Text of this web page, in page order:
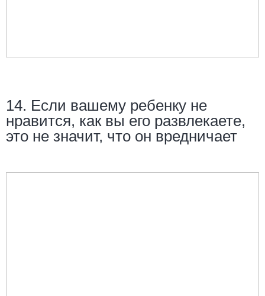
14. Если вашему ребенку не
нравится, как вы его развлекаете,
это не значит, что он вредничает